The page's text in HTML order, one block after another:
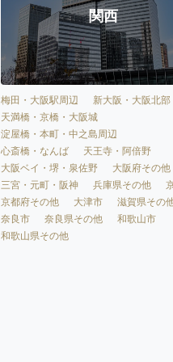
関西
梅田・大阪駅周辺
新大阪・大阪北部
天満橋・京橋・大阪城
淀屋橋・本町・中之島周辺
心斎橋・なんば
天王寺・阿倍野
大阪ベイ・堺・泉佐野
大阪府その他
三宮・元町・阪神
兵庫県その他
京都府その他
大津市
滋賀県その
奈良市
奈良県その他
和歌山市
和歌山県その他